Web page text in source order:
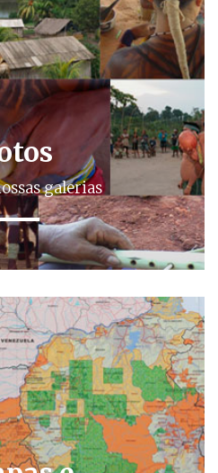
galerias